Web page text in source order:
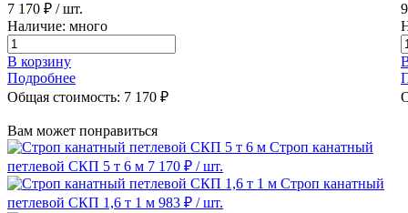
7 170 ₽ / шт.
Наличие: много
В корзину
Подробнее
Общая стоимость: 7 170 ₽
Вам может понравиться
Строп канатный
петлевой СКП 5 т 6 м 7 170 ₽ / шт.
Строп канатный
петлевой СКП 1,6 т 1 м 983 ₽ / шт.